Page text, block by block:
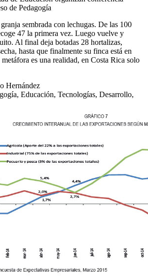
de Pedagogía
sembrada con lechugas. De las 100
47 la primera vez. Luego vuelve y
Al final deja botadas 28 hortalizas,
hasta que finalmente su finca está en
es una realidad, en Costa Rica solo
Hernández
Educación, Tecnologías, Desarrollo,